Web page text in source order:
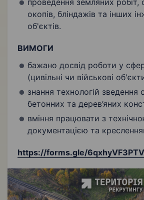
проведення земляних робіт,
окопів, бліндажів та інших
об'єктів.
ВИМОГИ
бажано досвід роботи у
(цивільні чи військові
знання технологій зведення
бетонних та дерев’яних
вміння працювати з
документацією та
https://forms.gle/